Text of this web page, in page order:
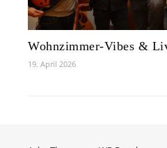
Wohnzimmer-Vibes &
19. April 2026